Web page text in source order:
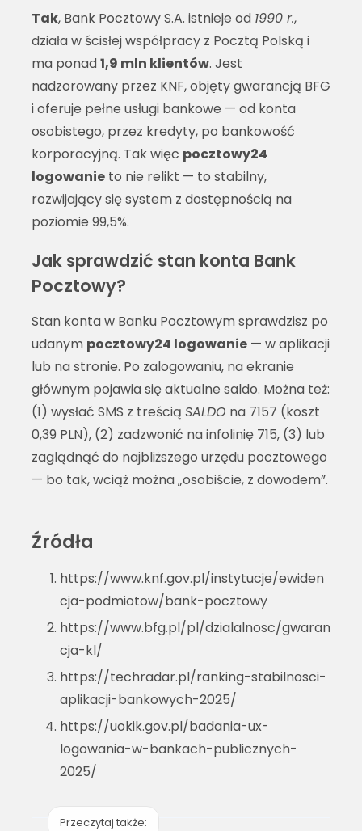
Tak, Bank Pocztowy S.A. istnieje od 1990 r.,
działa w ścisłej współpracy z Pocztą Polską i
ma ponad1,9 mln klientów. Jest
nadzorowany przez KNF, objęty gwarancją BFG
i oferuje pełne usługi bankowe — od konta
osobistego, przez kredyty, po bankowość
korporacyjną. Tak więc pocztowy24
logowanieto nie relikt — to stabilny,
rozwijający się system z dostępnością na
poziomie 99,5%.
Jak sprawdzić stan konta Bank
Pocztowy?
Stan konta w Banku Pocztowym sprawdzisz po
udanym pocztowy24 logowanie— w aplikacji
lub na stronie. Po zalogowaniu, na ekranie
głównym pojawia się aktualne saldo. Można też:
(1) wysłać SMS z treścią SALDO na 7157 (koszt
0,39 PLN), (2) zadzwonić na infolinię 715, (3) lub
zaglądnąć do najbliższego urzędu pocztowego
— bo tak, wciąż można „osobiście, z dowodem”.
Źródła
https://www.knf.gov.pl/instytucje/ewiden
cja-podmiotow/bank-pocztowy
https://www.bfg.pl/pl/dzialalnosc/gwaran
cja-kl/
https://techradar.pl/ranking-stabilnosci-
aplikacji-bankowych-2025/
https://uokik.gov.pl/badania-ux-
logowania-w-bankach-publicznych-
2025/
Przeczytaj także: